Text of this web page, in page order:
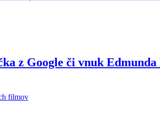
z Google či vnuk